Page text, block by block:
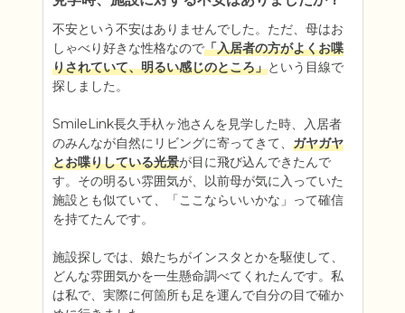
不安という不安はありませんでした。ただ、母はお
しゃべり好きな性格なので「入居者の方がよくお喋
りされていて、明るい感じのところ」という目線で
探しました。
SmileLink長久手杁ヶ池さんを見学した時、入居者
のみんなが自然にリビングに寄ってきて、 ガヤガヤ
とお喋りしている光景が目に飛び込んできたんで
す。その明るい雰囲気が、以前母が気に入っていた
施設とも似ていて、「ここならいいかな」って確信
を持てたんです。
施設探しでは、娘たちがインスタとかを駆使して、
どんな雰囲気かを一生懸命調べてくれたんです。私
は私で、実際に何箇所も足を運んで自分の目で確か